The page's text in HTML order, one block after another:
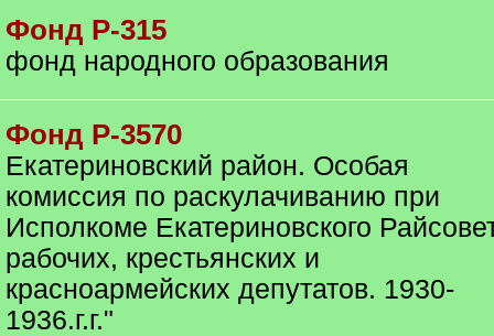
Фонд Р-315
фонд народного образования
Фонд Р-3570
Екатериновский район. Особая
комиссия по раскулачиванию при
Исполкоме Екатериновского
рабочих, крестьянских и
красноармейских депутатов. 1930-
1936.г.г."